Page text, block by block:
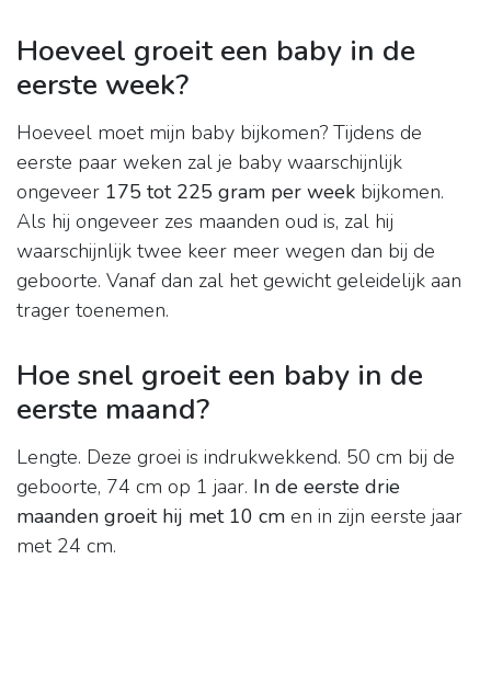
Hoeveel groeit een baby in de
eerste week?
Hoeveel moet mijn baby bijkomen? Tijdens de
eerste paar weken zal je baby waarschijnlijk
ongeveer 175 tot 225 gram per week bijkomen.
Als hij ongeveer zes maanden oud is, zal hij
waarschijnlijk twee keer meer wegen dan bij de
geboorte. Vanaf dan zal het gewicht geleidelijk aan
trager toenemen.
Hoe snel groeit een baby in de
eerste maand?
Lengte. Deze groei is indrukwekkend. 50 cm bij de
geboorte, 74 cm op 1 jaar. In de eerste drie
maanden groeit hij met 10 cm en in zijn eerste jaar
met 24 cm.